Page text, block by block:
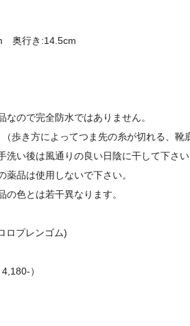
奥行き:14.5cm
ので完全防水ではありません。
歩き方によってつま先の糸が切れる、靴
い後は風通りの良い日陰に干して下さい
品は使用しないで下さい。
色とは若干異なります。
ロプレンゴム)
）